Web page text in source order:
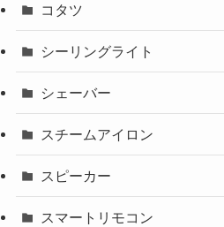
コタツ
シーリングライト
シェーバー
スチームアイロン
スピーカー
スマートリモコン